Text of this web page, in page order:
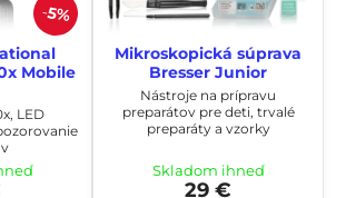
5%
Mobile
LED
Mikroskopická súprava
Bresser Junior
Nástroje na prípravu
preparátov pre deti, trvalé
preparáty a vzorky
Skladom ihneď
29 €